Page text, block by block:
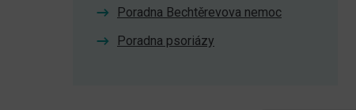
Poradna Bechtěrevova nemoc
Poradna psoriázy